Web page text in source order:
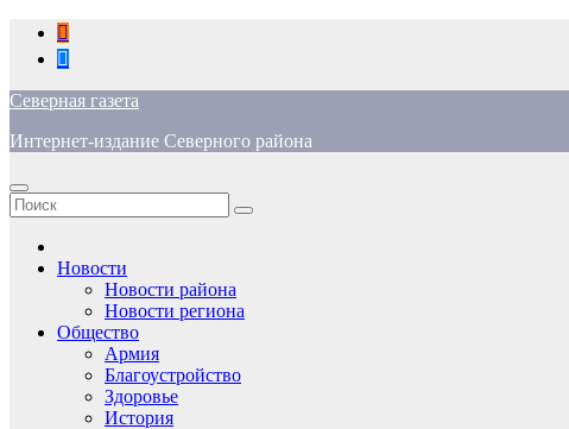
Перейти
содержимому
Северная газета
Интернет-издание Северного района
Новости
Новости района
Новости региона
Общество
Армия
Благоустройство
Здоровье
История